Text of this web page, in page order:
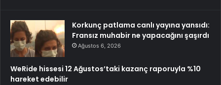
Korkunç patlama canlı yayına yansıdı:
Fransız muhabir ne yapacağını şaşırdı
Ağustos 6, 2026
WeRide hissesi 12 Ağustos’taki kazanç raporuyla %10
hareket edebilir